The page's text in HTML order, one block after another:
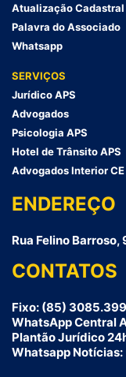
Atualização Cadastral
Palavra do Associado
Whatsapp
SERVIÇOS
Jurídico APS
Advogados
Psicologia APS
Hotel de Trânsito APS
Advogados Interior CE
ENDEREÇO
Rua Felino
CONTATOS
Fixo: (85)
WhatsApp Central
Plantão Jurídico
Whatsapp